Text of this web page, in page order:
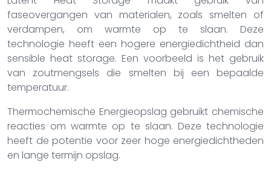
faseovergangen van materialen, zoals smelten of
verdampen, om warmte op te slaan. Deze
technologie heeft een hogere energiedichtheid dan
sensible heat storage. Een voorbeeld is het gebruik
van zoutmengsels die smelten bij een bepaalde
temperatuur.
Thermochemische Energieopslag gebruikt chemische
reacties om warmte op te slaan. Deze technologie
heeft de potentie voor zeer hoge energiedichtheden
en lange termijn opslag.